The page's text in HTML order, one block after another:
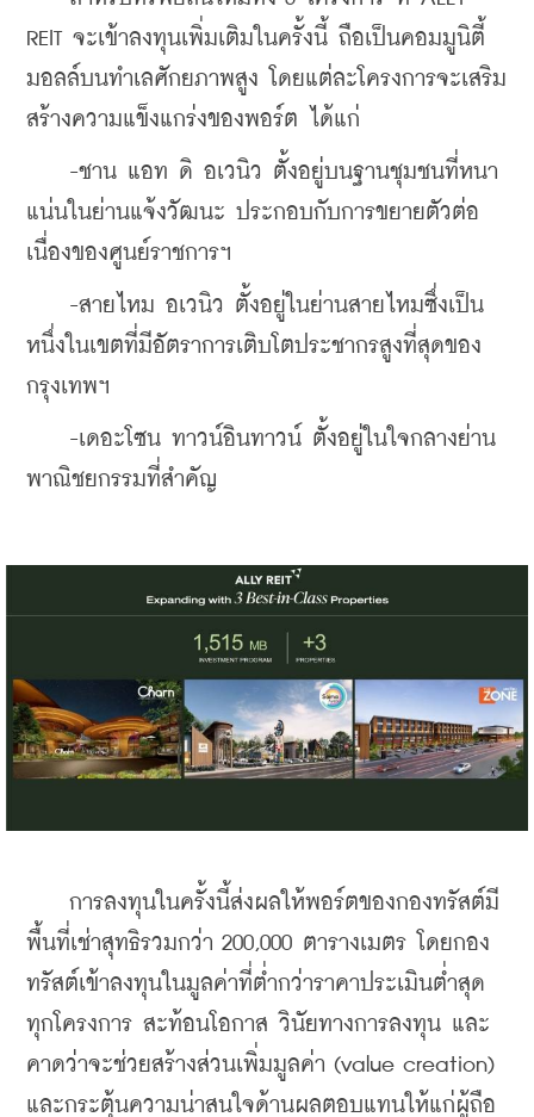
REIT จะเข้าลงทุนเพิ่มเติมในครั้งนี้ ถือเป็นคอมมูนิตี้
มอลล์บนทำเลศักยภาพสูง โดยแต่ละโครงการจะเสริม
สร้างความแข็งแกร่งของพอร์ต ได้แก่
-ชาน แอท ดิ อเวนิว ตั้งอยู่บนฐานชุมชนที่หนา
แน่นในย่านแจ้งวัฒนะ ประกอบกับการขยายตัวต่อ
เนื่องของศูนย์ราชการฯ
-สายไหม อเวนิว ตั้งอยู่ในย่านสายไหมซึ่งเป็น
หนึ่งในเขตที่มีอัตราการเติบโตประชากรสูงที่สุดของ
กรุงเทพฯ
-เดอะโซน ทาวน์อินทาวน์ ตั้งอยู่ในใจกลางย่าน
พาณิชยกรรมที่สำคัญ
การลงทุนในครั้งนี้ส่งผลให้พอร์ตของกองทรัสต์มี
พื้นที่เช่าสุทธิรวมกว่า 200,000 ตารางเมตร โดยกอง
ทรัสต์เข้าลงทุนในมูลค่าที่ต่ำกว่าราคาประเมินต่ำสุด
ทุกโครงการ สะท้อนโอกาส วินัยทางการลงทุน และ
คาดว่าจะช่วยสร้างส่วนเพิ่มมูลค่า (value creation)
และกระตุ้นความน่าสนใจด้านผลตอบแทนให้แก่ผู้ถือ